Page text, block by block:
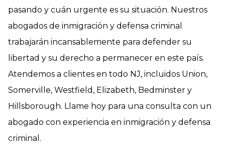
pasando y cuán urgente es su situación. Nuestros
abogados de inmigración y defensa criminal
trabajarán incansablemente para defender su
libertad y su derecho a permanecer en este país.
Atendemos a clientes en todo NJ, incluidos Union,
Somerville, Westfield, Elizabeth, Bedminster y
Hillsborough. Llame hoy para una consulta con un
abogado con experiencia en inmigración y defensa
criminal.